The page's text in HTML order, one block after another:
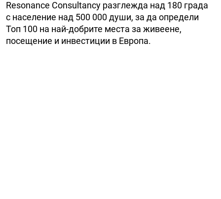
Resonance Consultancy разглежда над 180 града
с население над 500 000 души, за да определи
Топ 100 на най-добрите места за живеене,
посещение и инвестиции в Европа.